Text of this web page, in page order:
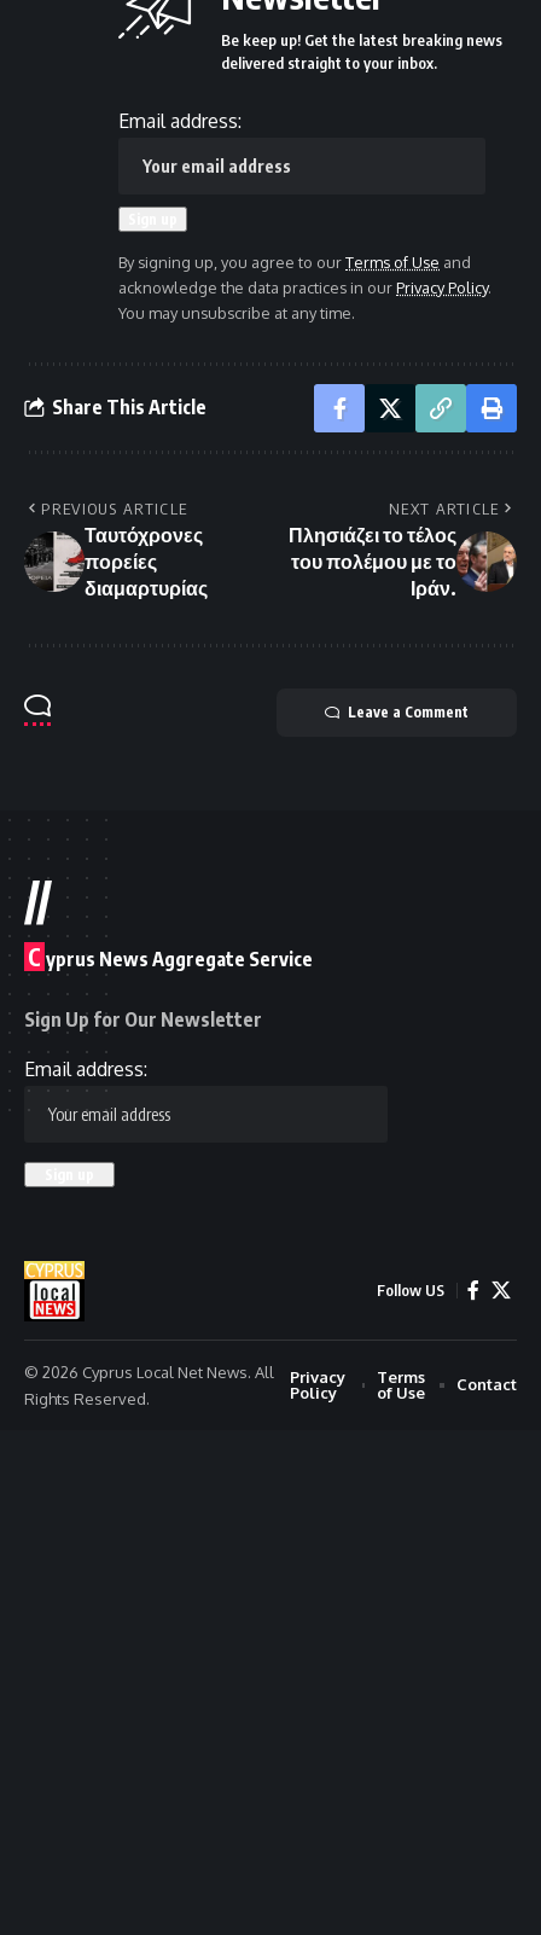
Be keep up! Get the latest breaking news
delivered straight to your inbox.
Email address:
By signing up, you agree to ourTerms of Use and
acknowledge the data practices in ourPrivacy Policy.
You may unsubscribe at any time.
Share This Article
PREVIOUS ARTICLE
Ταυτόχρονες
πορείες
διαμαρτυρίας
NEXT ARTICLE
Πλησιάζει το τέλος
του πολέμου με το
Ιράν.
Leave a Comment
//
C yprus News Aggregate Service
Sign Up for Our Newsletter
Email address:
Follow US
© 2026 Cyprus Local Net News. All
Rights Reserved.
Privacy
Policy
Terms
of Use
Contact